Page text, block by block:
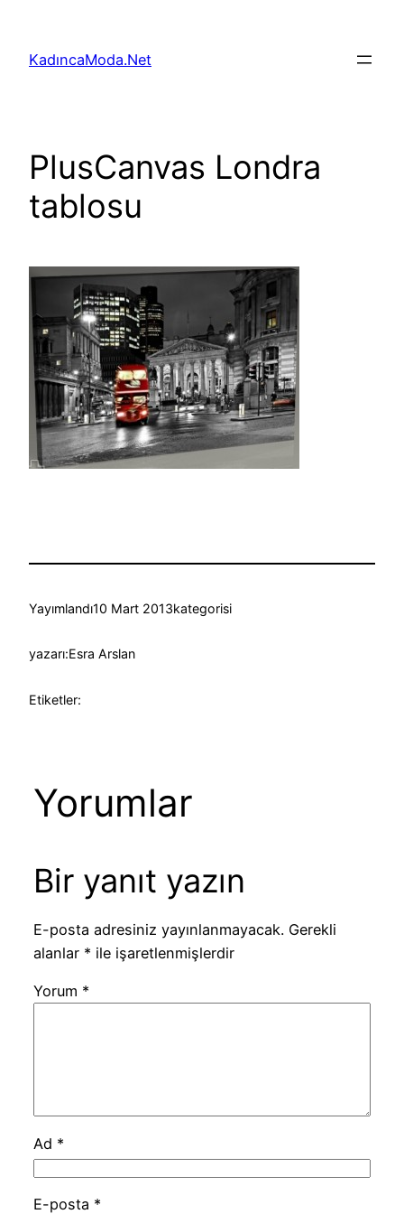
KadıncaModa.Net
PlusCanvas Londra
tablosu
Yayımlandı10 Mart 2013kategorisi
yazarı:Esra Arslan
Etiketler:
Yorumlar
Bir yanıt yazın
E-posta adresiniz yayınlanmayacak. Gerekli
alanlar * ile işaretlenmişlerdir
Yorum *
Ad *
E-posta *